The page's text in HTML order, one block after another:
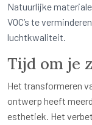
Natuurlijke
VOC’s te
luchtkwaliteit.
Tijd om je
Het transformeren
ontwerp heeft
esthetiek. Het